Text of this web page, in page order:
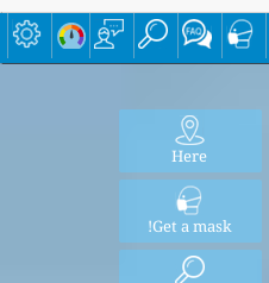
Here
Get a mask!